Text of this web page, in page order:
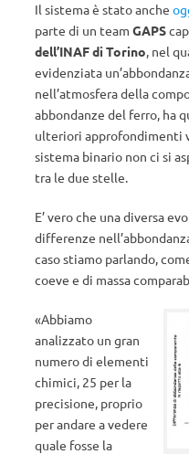
Il sistema è stato anche
parte di un team GAPS
dell’INAF di Torino, nel
evidenziata
nell’atmosfera della
abbondanze del ferro, ha
ulteriori approfondimenti
sistema binario non ci si
tra le due stelle.
E’ vero che una diversa
differenze
caso stiamo parlando,
coeve e di massa
«Abbiamo
analizzato un gran
numero di elementi
chimici, 25 per la
precisione, proprio
per andare a vedere
quale fosse la